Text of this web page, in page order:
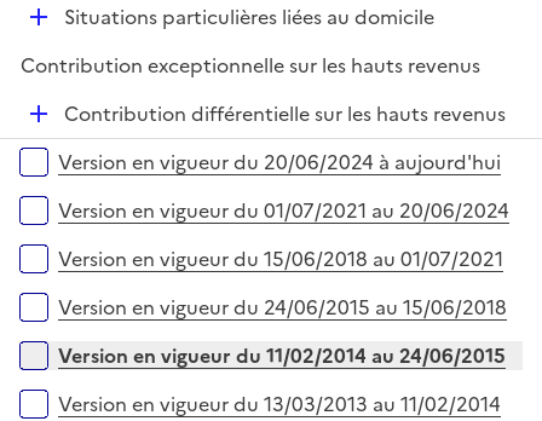
i
r
D
p
i
e
Situations particulières liées au domicile
Contribution exceptionnelle sur les hauts revenus
D
é
p
e
Contribution différentielle sur les hauts revenus
Versions sur la période
Version en vigueur du 20/06/2024 à aujourd'hui
Version en vigueur du 01/07/2021 au 20/06/2024
Version en vigueur du 15/06/2018 au 01/07/2021
Version en vigueur du 24/06/2015 au 15/06/2018
Version en vigueur du 11/02/2014 au 24/06/2015
Version en vigueur du 13/03/2013 au 11/02/2014